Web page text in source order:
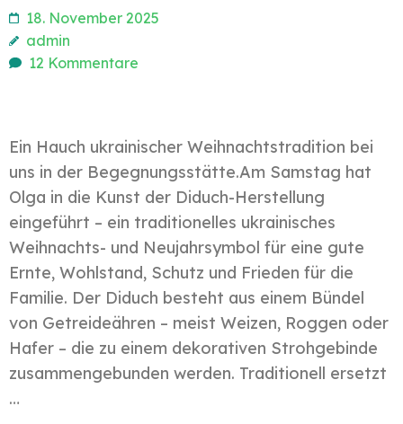
18. November 2025
admin
12 Kommentare
Ein Hauch ukrainischer Weihnachtstradition bei
uns in der Begegnungsstätte.Am Samstag hat
Olga in die Kunst der Diduch-Herstellung
eingeführt – ein traditionelles ukrainisches
Weihnachts- und Neujahrsymbol für eine gute
Ernte, Wohlstand, Schutz und Frieden für die
Familie. Der Diduch besteht aus einem Bündel
von Getreideähren – meist Weizen, Roggen oder
Hafer – die zu einem dekorativen Strohgebinde
zusammengebunden werden. Traditionell ersetzt
…